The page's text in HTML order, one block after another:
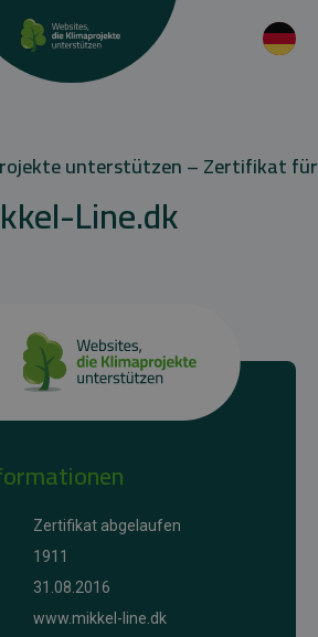
unterstützen – Zertifikat für
Line.dk
Zertifikat abgelaufen
1911
31.08.2016
www.mikkel-line.dk